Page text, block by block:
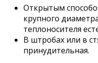
Открытым
крупного
теплоносителя
В штробах или в
принудительная.